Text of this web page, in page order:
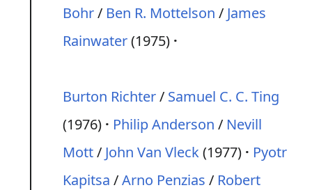
Bohr/ Ben R. Mottelson / James
Rainwater(1975)
Burton Richter/ Samuel C. C. Ting
(1976)
Philip Anderson / Nevill
Mott/ John Van Vleck(1977)
Pyotr
Kapitsa /Arno Penzias / Robert